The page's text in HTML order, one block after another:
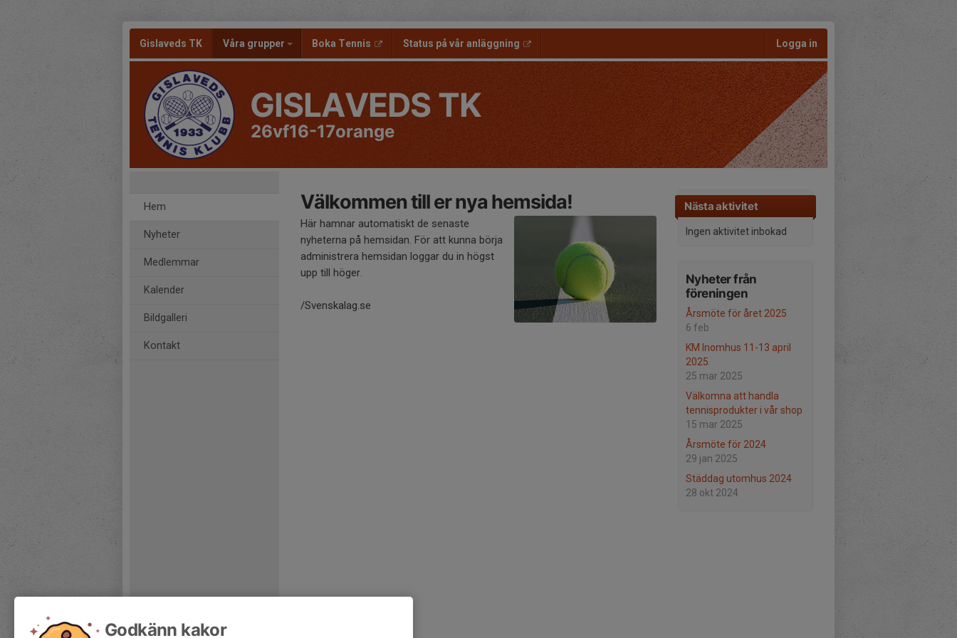
Gislaveds TK Våra grupper Boka Tennis Status på vår anläggning Logga in
GISLAVEDS TK
26vf16-17orange
Hem
Nyheter
Medlemmar
Kalender
Bildgalleri
Kontakt
Nästa aktivitet
Ingen aktivitet inbokad
Nyheter från
föreningen
Årsmöte för året 2025
6 feb
KM Inomhus 11-13 april
2025
25 mar 2025
Välkomna att handla
tennisprodukter i vår shop
15 mar 2025
Årsmöte för 2024
29 jan 2025
Städdag utomhus 2024
28 okt 2024
Välkommen till er nya hemsida!
Här hamnar automatiskt de senaste
nyheterna på hemsidan. För att kunna börja
administrera hemsidan loggar du in högst
upp till höger.
/Svenskalag.se
Godkänn kakor